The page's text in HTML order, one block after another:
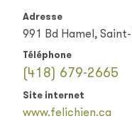
Adresse
991 Bd Hamel,
Téléphone
(418) 679-2665
Site internet
www.felichien.ca